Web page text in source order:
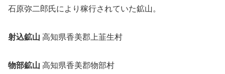
石原弥二郎氏により稼行されていた鉱山。
射込鉱山 高知県香美郡上韮生村
物部鉱山 高知県香美郡物部村